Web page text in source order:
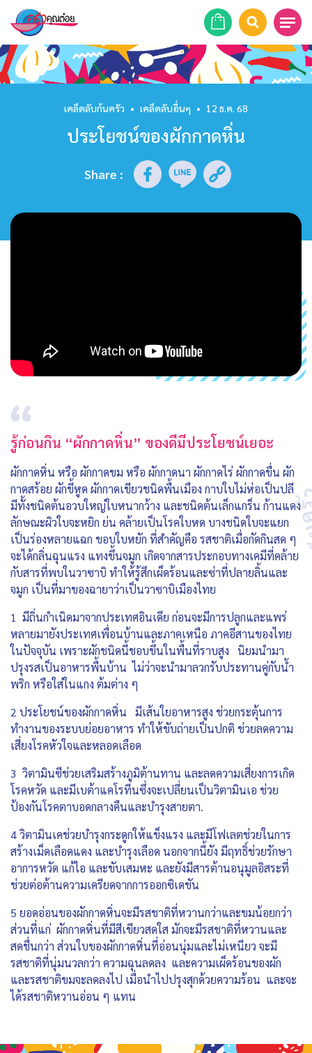
หน้าแรก
สูตรอาหาร
ร้านอาหาร
รายการย้อนหลัง
เคล็ดลับก้นครัว • เคล็ดลับอื่นๆ • 12 ธ.ค. 68
ประโยชน์ของผักกาดหิ่น
Share :
รู้ก่อนกิน “ผักกาดหิ่น” ของดีมีประโยชน์เยอะ
ผักกาดหิ่น หรือ ผักกาดขม หรือ ผักกาดนา ผักกาดไร่ ผักกาดขื่น ผัก
กาดสร้อย ผักขี้หูด ผักกาดเขียวชนิดพื้นเมือง กาบใบไม่ห่อเป็นปลี
มีทั้งชนิดต้นอวบใหญ่ใบหนากว้าง และชนิดต้นเล็กแกร็น ก้านแดง
ลักษณะผิวใบจะหยิก ย่น คล้ายเป็นโรคใบหด บางชนิดใบจะแยก
เป็นร่องหลายแฉก ขอบใบหยัก ที่สำคัญคือ รสชาติเมื่อกัดกินสด ๆ
จะได้กลิ่นฉุนแรง แทงขึ้นจมูก เกิดจากสารประกอบทางเคมีที่คล้าย
กับสารที่พบในวาซาบิ ทำให้รู้สึกเผ็ดร้อนและซ่าที่ปลายลิ้นและ
จมูก เป็นที่มาของฉายาว่าเป็นวาซาบิเมืองไทย
1 มีถิ่นกำเนิดมาจากประเทศอินเดีย ก่อนจะมีการปลูกและแพร่
หลายมายังประเทศเพื่อนบ้านและภาคเหนือ ภาคอีสานของไทย
ในปัจจุบัน เพราะผักชนิดนี้ชอบขึ้นในพื้นที่ราบสูง นิยมนำมา
ปรุงรสเป็นอาหารพื้นบ้าน ไม่ว่าจะนำมาลวกรับประทานคู่กับน้ำ
พริก หรือใส่ในแกง ต้มต่าง ๆ
2 ประโยชน์ของผักกาดหิ่น มีเส้นใยอาหารสูง ช่วยกระตุ้นการ
ทำงานของระบบย่อยอาหาร ทำให้ขับถ่ายเป็นปกติ ช่วยลดความ
เสี่ยงโรคหัวใจและหลอดเลือด
3 วิตามินซีช่วยเสริมสร้างภูมิต้านทาน และลดความเสี่ยงการเกิด
โรคหวัด และมีเบต้าแคโรทีนซึ่งจะเปลี่ยนเป็นวิตามินเอ ช่วย
ป้องกันโรคตาบอดกลางคืนและบำรุงสายตา.
4 วิตามินเคช่วยบำรุงกระดูกให้แข็งแรง และมีโฟเลตช่วยในการ
สร้างเม็ดเลือดแดง และบำรุงเลือด นอกจากนี้ยัง มีฤทธิ์ช่วยรักษา
อาการหวัด แก้ไอ และขับเสมหะ และยังมีสารต้านอนุมูลอิสระที่
ช่วยต่อต้านความเครียดจากการออกซิเดชัน
5 ยอดอ่อนของผักกาดหิ่นจะมีรสชาติที่หวานกว่าและขมน้อยกว่า
ส่วนที่แก่ ผักกาดหิ่นที่มีสีเขียวสดใส มักจะมีรสชาติที่หวานและ
สดชื่นกว่า ส่วนใบของผักกาดหิ่นที่อ่อนนุ่มและไม่เหนียว จะมี
รสชาติที่นุ่มนวลกว่า ความฉุนลดลง และความเผ็ดร้อนของผัก
และรสชาติขมจะลดลงไป เมื่อนำไปปรุงสุกด้วยความร้อน และจะ
ได้รสชาติหวานอ่อน ๆ แทน